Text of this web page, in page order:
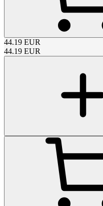
44.19 EUR
44.19 EUR